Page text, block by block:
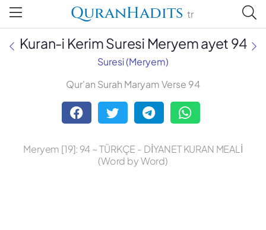
QuranHadits tr
Abdulbaki Gölpınarlı
Adem Uğur
Ali Bulaç
Kuran-i Kerim Suresi Meryem ayet 94
Suresi (Meryem)
Qur'an Surah Maryam Verse 94
Meryem [19]: 94 ~ TÜRKÇE - DİYANET KURAN MEALİ
(Word by Word)